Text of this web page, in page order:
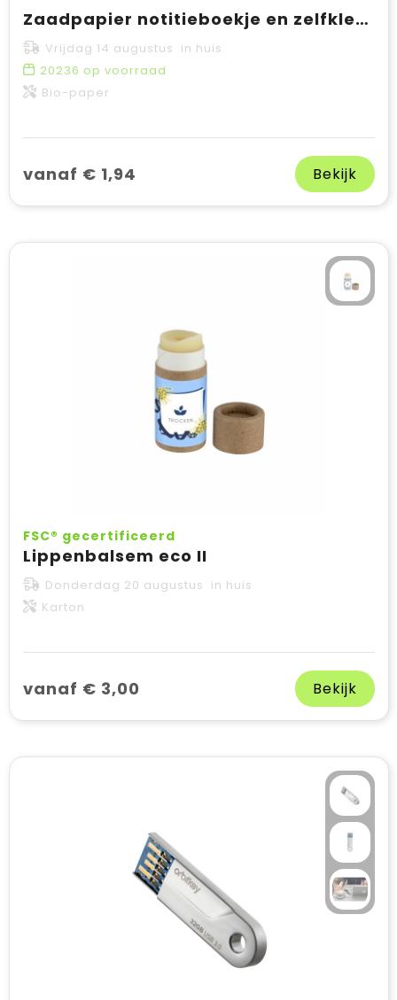
Zaadpapier notitieboekje en zelfklevende memoblaadjes
Vrijdag 14 augustus in huis
20236 op voorraad
Bio-paper
vanaf € 1,94 Bekijk
FSC® gecertificeerd
Lippenbalsem eco II
Donderdag 20 augustus in huis
Karton
vanaf € 3,00 Bekijk